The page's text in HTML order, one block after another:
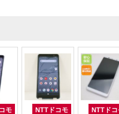
モ NTTドコモ NTTドコ